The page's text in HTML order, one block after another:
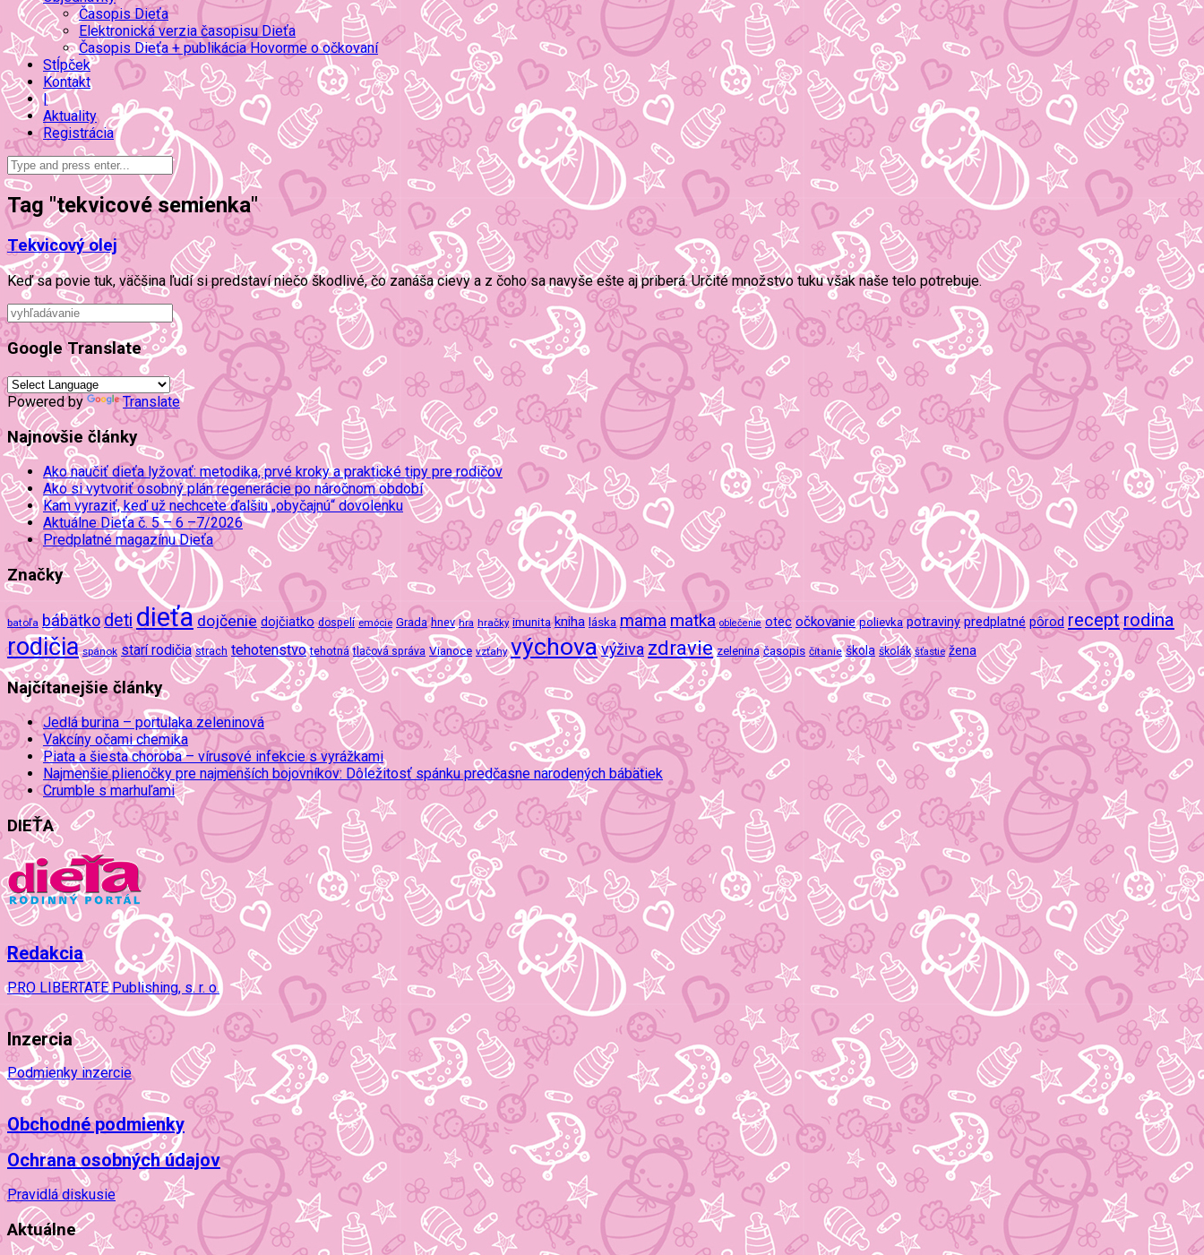
Časopis Dieťa
Elektronická verzia časopisu Dieťa
Časopis Dieťa + publikácia Hovorme o očkovaní
Stĺpček
Kontakt
|
Aktuality
Registrácia
Tag "tekvicové semienka"
Tekvicový olej
Keď sa povie tuk, väčšina ľudí si predstaví niečo škodlivé, čo zanáša cievy a z čoho sa navyše ešte aj priberá. Určité množstvo tuku však naše telo potrebuje.
Google Translate
Powered by Translate
Najnovšie články
Ako naučiť dieťa lyžovať: metodika, prvé kroky a praktické tipy pre rodičov
Ako si vytvoriť osobný plán regenerácie po náročnom období
Kam vyraziť, keď už nechcete ďalšiu „obyčajnú“ dovolenku
Aktuálne Dieťa č. 5 – 6 –7/2026
Predplatné magazínu Dieťa
Značky
batoľa bábätkodeti dieťa dojčenie dojčiatko dospelí emócie Grada hnev hra hračky imunita kniha láska mama matka oblečenie otec očkovanie polievka potraviny predplatné pôrod receptrodina
rodičia spánok starí rodičia strach tehotenstvo tehotná tlačová správa Vianoce vzťahy výchovavýživa zdravie zelenina časopis čítanie škola školák šťastie žena
Najčítanejšie články
Jedlá burina – portulaka zeleninová
Vakcíny očami chemika
Piata a šiesta choroba – vírusové infekcie s vyrážkami
Najmenšie plienočky pre najmenších bojovníkov: Dôležitosť spánku predčasne narodených bábätiek
Crumble s marhuľami
DIEŤA
Redakcia
PRO LIBERTATE Publishing, s. r. o.
Inzercia
Podmienky inzercie
Obchodné podmienky
Ochrana osobných údajov
Pravidlá diskusie
Aktuálne